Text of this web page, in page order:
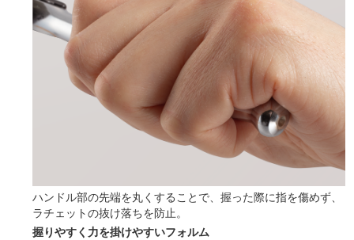
ハンドル部の先端を丸くすることで、握った際に指を傷めず、
ラチェットの抜け落ちを防止。
握りやすく力を掛けやすいフォルム